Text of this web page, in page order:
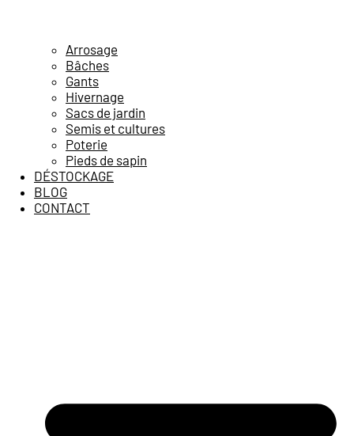
Arrosage
Bâches
Gants
Hivernage
Sacs de jardin
Semis et cultures
Poterie
Pieds de sapin
DÉSTOCKAGE
BLOG
CONTACT